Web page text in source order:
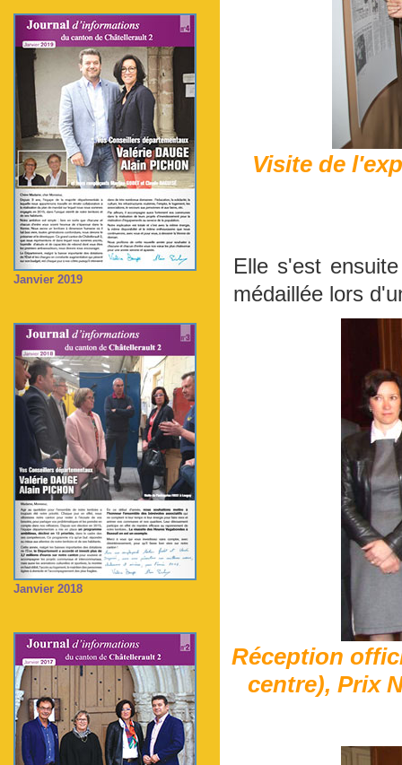
Janvier 2019
Janvier 2018
Visite de
Elle s'est
médaillée lors
Réception
centre), Prix